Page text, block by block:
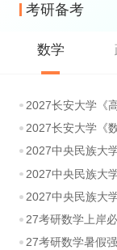
考研备考
数学
2027长安大学《
2027长安大学《
2027中央民族大
2027中央民族大
2027中央民族大
27考研数学上岸
27考研数学暑假强